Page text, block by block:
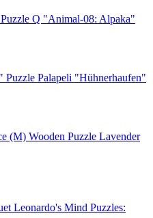
Puzzle Q "Animal-08: Alpaka"
Puzzle Palapeli "Hühnerhaufen"
Wooden Puzzle Lavender
Leonardo's Mind Puzzles: